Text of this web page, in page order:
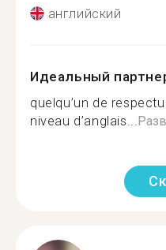
английский
Идеальный
quelqu’un de
niveau d’anglais...